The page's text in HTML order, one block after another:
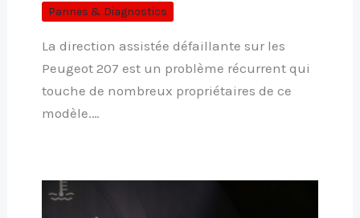
Pannes & Diagnostics
La direction assistée défaillante sur les
Peugeot 207 est un problème récurrent qui
touche de nombreux propriétaires de ce
modèle.…